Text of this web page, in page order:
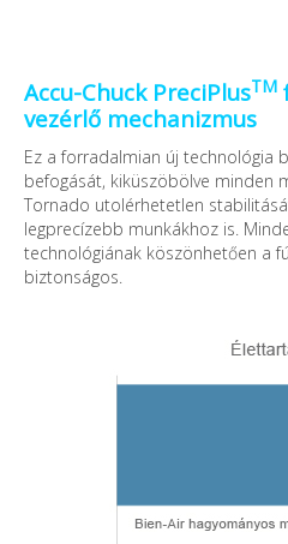
Accu-Chuck PreciPlusTM
vezérlő mechanizmus
Ez a forradalmian új technológia
befogását, kiküszöbölve minden
Tornado utolérhetetlen
legprecízebb munkákhoz is.
technológiának köszönhetően a
biztonságos.